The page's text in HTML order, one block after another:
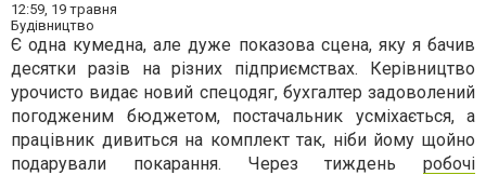
12:59, 19 травня
Будівництво
Є одна кумедна, але дуже показова сцена, яку я бачив
десятки разів на різних підприємствах. Керівництво
урочисто видає новий спецодяг, бухгалтер задоволений
погодженим бюджетом, постачальник усміхається, а
працівник дивиться на комплект так, ніби йому щойно
подарували покарання. Через тиждень робочі